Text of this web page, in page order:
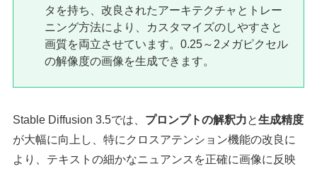
タを持ち、改良されたアーキテクチャとトレー
ニング方法により、カスタマイズのしやすさと
画質を両立させています。0.25～2メガピクセル
の解像度の画像を生成できます。
Stable Diffusion 3.5では、 プロンプトの解釈力と生成精度
が大幅に向上し、特にクロスアテンション機能の改良に
より、テキストの細かなニュアンスを正確に画像に反映